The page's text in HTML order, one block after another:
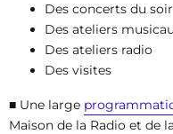
Des concerts du soir
Des ateliers
Des ateliers radio
Des visites
■ Une large
Maison de la Radio et de